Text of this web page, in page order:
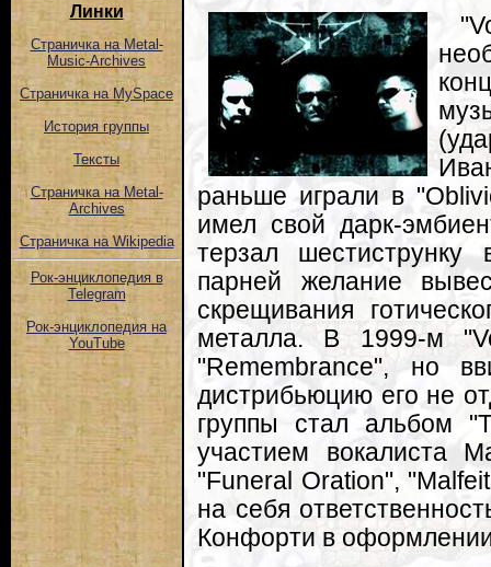
Линки
Страничка на Metal-
Music-Archives
Страничка на MySpace
История группы
Тексты
Страничка на Metal-
Archives
Страничка на Wikipedia
Рок-энциклопедия в
Telegram
Рок-энциклопедия на
YouTube
раньше играли в
имел свой дарк-
терзал
парней желание
скрещивания
металла. В 1999-м
"Remembrance", но
дистрибьюцию его не
группы стал альбом
участием вокалиста
"Funeral Oration",
на себя
Конфорти в